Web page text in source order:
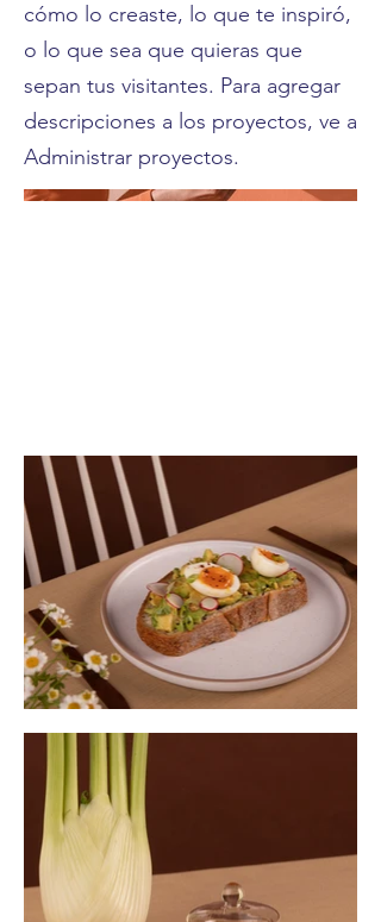
cómo lo creaste, lo que te inspiró,
o lo que sea que quieras que
sepan tus visitantes. Para agregar
descripciones a los proyectos, ve a
Administrar proyectos.